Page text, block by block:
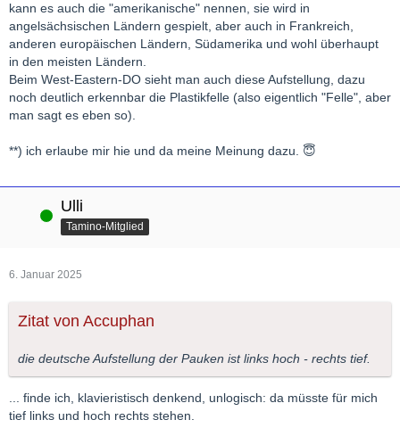
kann es auch die "amerikanische" nennen, sie wird in
angelsächsischen Ländern gespielt, aber auch in Frankreich,
anderen europäischen Ländern, Südamerika und wohl überhaupt
in den meisten Ländern.
Beim West-Eastern-DO sieht man auch diese Aufstellung, dazu
noch deutlich erkennbar die Plastikfelle (also eigentlich "Felle", aber
man sagt es eben so).
**) ich erlaube mir hie und da meine Meinung dazu. 😇
Online Ulli
Tamino-Mitglied
6. Januar 2025
Zitat von Accuphan
die deutsche Aufstellung der Pauken ist links hoch - rechts tief.
... finde ich, klavieristisch denkend, unlogisch: da müsste für mich
tief links und hoch rechts stehen.